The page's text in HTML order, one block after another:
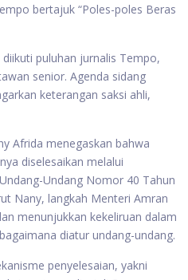
bertajuk “Poles-poles Beras
puluhan jurnalis Tempo,
senior. Agenda sidang
keterangan saksi ahli,
Afrida menegaskan bahwa
diselesaikan melalui
Undang Nomor 40 Tahun
Nany, langkah Menteri Amran
menunjukkan kekeliruan dalam
diatur undang-undang.
penyelesaian, yakni